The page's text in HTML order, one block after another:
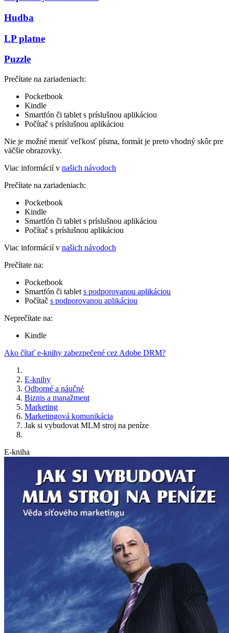
Hudba
LP platne
Puzzle
Prečítate na zariadeniach:
Pocketbook
Kindle
Smartfón či tablet s príslušnou aplikáciou
Počítač s príslušnou aplikáciou
Nie je možné meniť veľkosť písma, formát je preto vhodný skôr pre
väčšie obrazovky.
Viac informácií v našich návodoch
Prečítate na zariadeniach:
Pocketbook
Kindle
Smartfón či tablet s príslušnou aplikáciou
Počítač s príslušnou aplikáciou
Viac informácií v našich návodoch
Prečítate na:
Pocketbook
Smartfón či tablet s podporovanou aplikáciou
Počítač s podporovanou aplikáciou
Neprečítate na:
Kindle
Ako čítať e-knihy zabezpečené cez Adobe DRM?
E-knihy
Odborné a náučné
Biznis a manažment
Marketing
Marketingová komunikácia
Jak si vybudovat MLM stroj na peníze
E-kniha